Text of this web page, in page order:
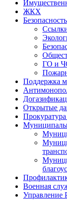
ЖКХ
Безопасность
ГО и
Поддержка
Открытые
Военная
Управление